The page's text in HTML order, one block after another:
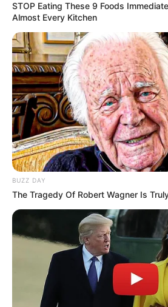
“Laçın” ticarət
64
12:40 / 06 Avqust 2026
Mioqard infarktı nədir və
verir?
STOP Eating These 9 Foods
Almost Every Kitchen
BUZZ DAY
The Tragedy Of Robert Wagner Is